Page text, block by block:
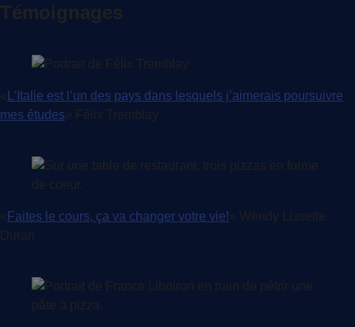
Témoignages
« L’Italie est l’un des pays dans lesquels j’aimerais poursuivre
mes études » Félix Tremblay
« Faites le cours, ça va changer votre vie! » Wendy Lissette
Duran